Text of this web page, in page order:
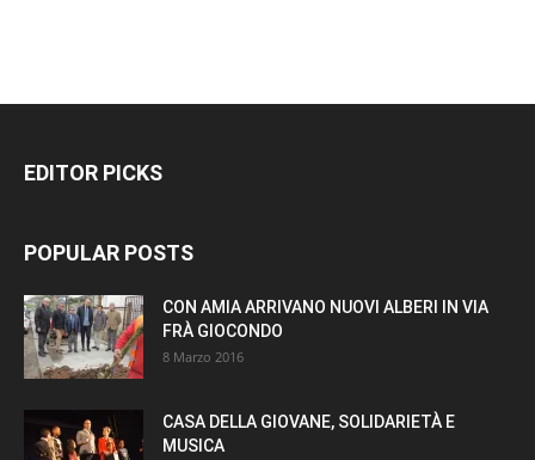
EDITOR PICKS
POPULAR POSTS
CON AMIA ARRIVANO NUOVI ALBERI IN VIA
FRÀ GIOCONDO
8 Marzo 2016
CASA DELLA GIOVANE, SOLIDARIETÀ E
MUSICA